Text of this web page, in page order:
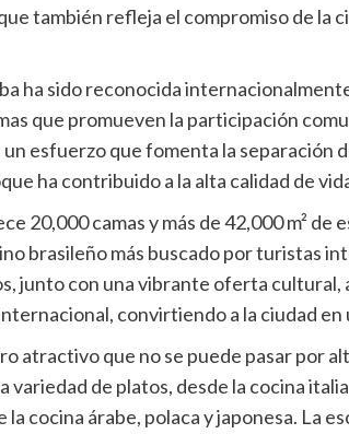
también refleja el compromiso de la
ha sido reconocida
que promueven la participación
un esfuerzo que fomenta la separación
ha contribuido a la alta calidad de
20,000 camas y más de 42,000 m² de
brasileño más buscado por turistas
junto con una vibrante oferta cultural,
convirtiendo a la ciudad
atractivo que no se puede pasar por
variedad de platos, desde la cocina
la cocina árabe, polaca y japonesa. La